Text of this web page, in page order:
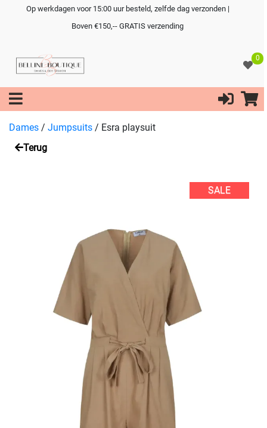
Op werkdagen voor 15:00 uur besteld, zelfde dag verzonden |
Boven €150,-- GRATIS verzending
0
Dames / Jumpsuits / Esra playsuit
Terug
SALE